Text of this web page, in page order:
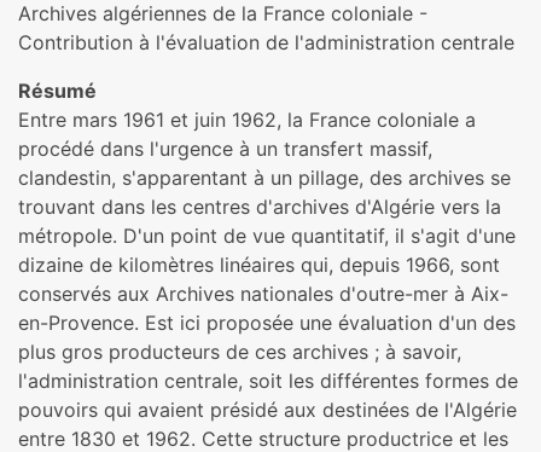
Archives algériennes de la France coloniale -
Contribution à l'évaluation de l'administration centrale
Résumé
Entre mars 1961 et juin 1962, la France coloniale a
procédé dans l'urgence à un transfert massif,
clandestin, s'apparentant à un pillage, des archives se
trouvant dans les centres d'archives d'Algérie vers la
métropole. D'un point de vue quantitatif, il s'agit d'une
dizaine de kilomètres linéaires qui, depuis 1966, sont
conservés aux Archives nationales d'outre-mer à Aix-
en-Provence. Est ici proposée une évaluation d'un des
plus gros producteurs de ces archives ; à savoir,
l'administration centrale, soit les différentes formes de
pouvoirs qui avaient présidé aux destinées de l'Algérie
entre 1830 et 1962. Cette structure productrice et les